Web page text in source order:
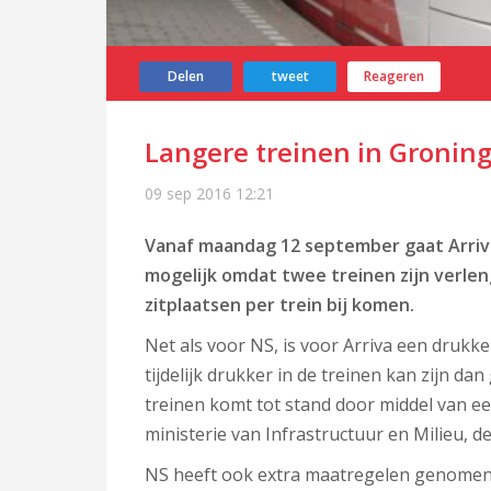
Delen tweet Reageren
Langere treinen in
09 sep 2016 12:21
Vanaf maandag 12 september gaat
mogelijk omdat twee treinen zijn
zitplaatsen per trein bij komen.
Net als voor NS, is voor Arriva een
tijdelijk drukker in de treinen kan zijn
treinen komt tot stand door middel van
ministerie van Infrastructuur en Milieu,
NS heeft ook extra maatregelen